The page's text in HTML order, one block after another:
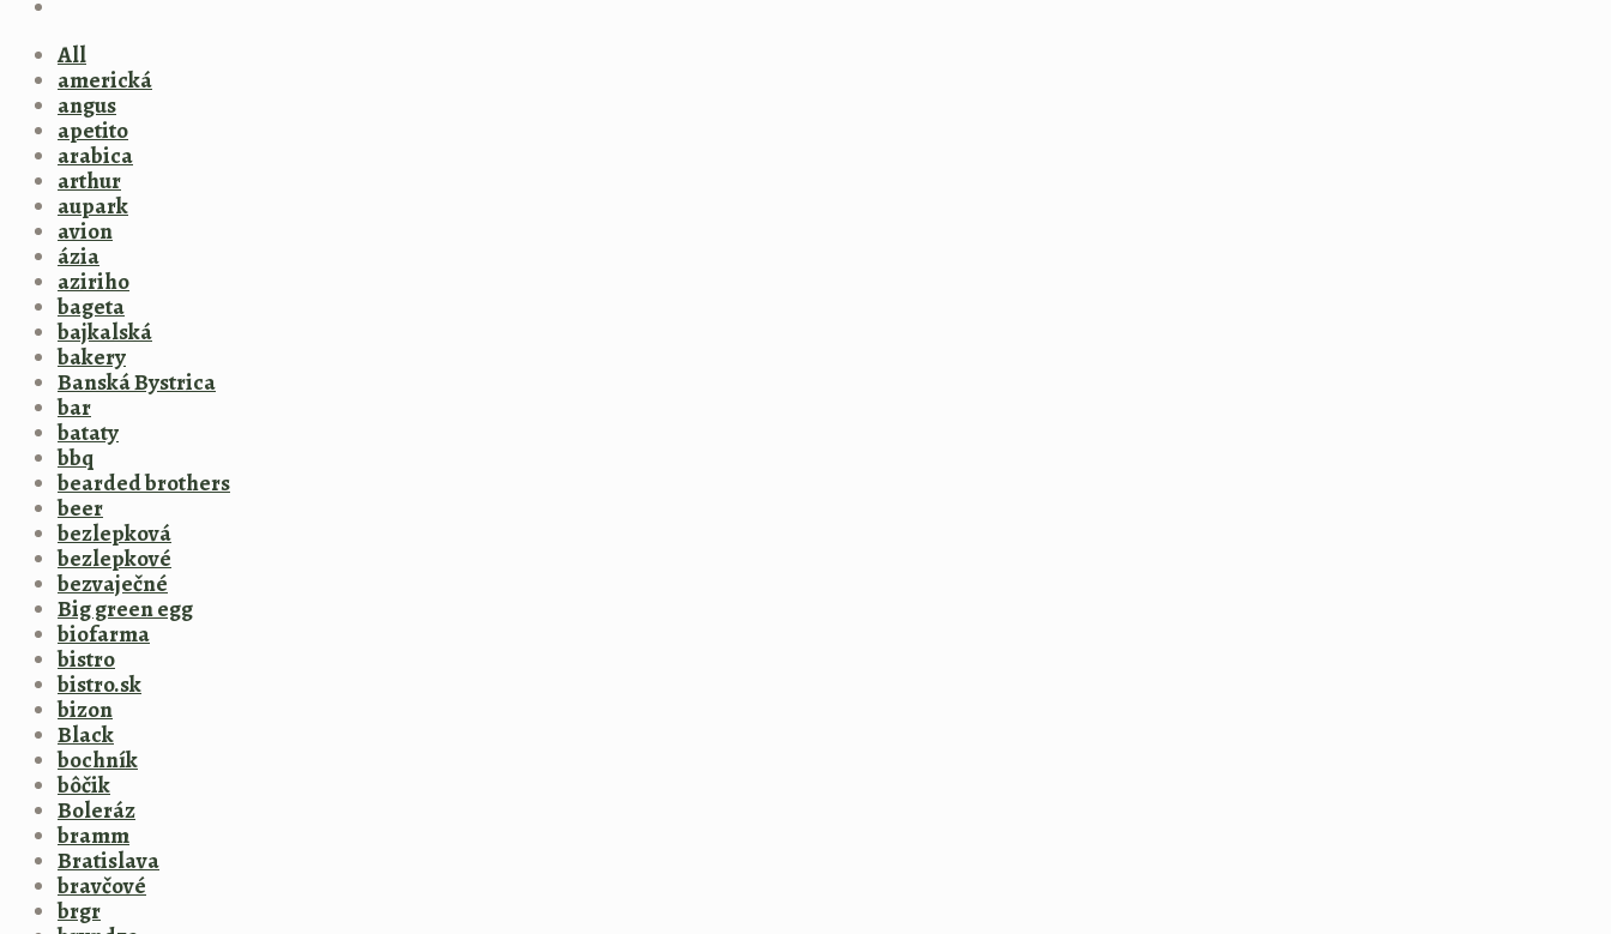
All
americká
angus
apetito
arabica
arthur
aupark
avion
ázia
aziriho
bageta
bajkalská
bakery
Banská Bystrica
bar
bataty
bbq
bearded brothers
beer
bezlepková
bezlepkové
bezvaječné
Big green egg
biofarma
bistro
bistro.sk
bizon
Black
bochník
bôčik
Boleráz
bramm
Bratislava
bravčové
brgr